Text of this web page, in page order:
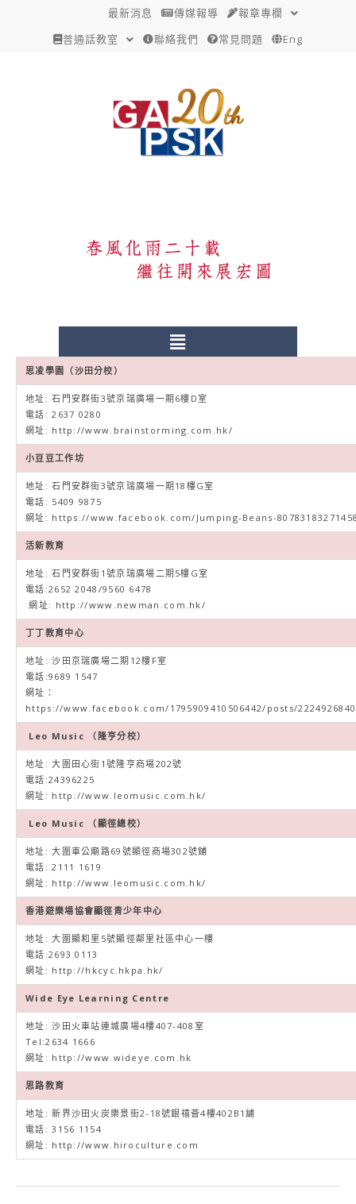
最新消息 傳媒報導
報章專欄
普通話教室
聯絡我們 常見問題 Eng
Menu
思凌學園（沙田分校）
地址: 石門安群街3號京瑞廣場一期6樓D室
電話: 2637 0280
網址: http://www.brainstorming.com.hk/
小豆豆工作坊
地址: 石門安群街3號京瑞廣場一期18樓G室
電話: 5409 9875
網址: https://www.facebook.com/Jumping-Beans-
活新教育
地址: 石門安群街1號京瑞廣場二期5樓G室
電話:2652 2048/9560 6478
網址: http://www.newman.com.hk/
丁丁教育中心
地址: 沙田京瑞廣場二期12樓F室
電話:9689 1547
網址：
https://www.facebook.com/1795909410506442/posts/
Leo Music （隆亨分校）
地址: 大圍田心街1號隆亨商場202號
電話:24396225
網址: http://www.leomusic.com.hk/
Leo Music （顯徑總校）
地址: 大圍車公廟路69號顯徑商場302號鋪
電話: 2111 1619
網址: http://www.leomusic.com.hk/
香港遊樂場協會顯徑青少年中心
地址: 大圍顯和里5號顯徑鄰里社區中心一樓
電話:2693 0113
網址: http://hkcyc.hkpa.hk/
Wide Eye Learning Centre
地址: 沙田火車站連城廣場4樓407-408室
Tel:2634 1666
網址: http://www.wideye.com.hk
思路教育
地址: 新界沙田火炭樂景街2-18號銀禧薈4樓402B1舖
電話: 3156 1154
網址: http://www.hiroculture.com